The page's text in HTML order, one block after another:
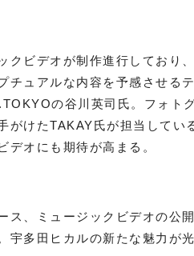
クビデオが制作進行しており
チュアルな内容を予感させる
の谷川英司氏。フォト
がけたTAKAY氏が担当して
デオにも期待が高まる。
ス、ミュージックビデオの公
宇多田ヒカルの新たな魅力が